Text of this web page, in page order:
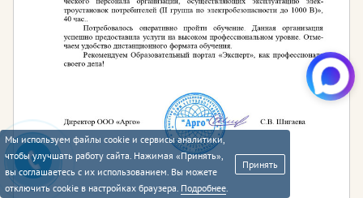
Мы используем файлы cookie и сервисы аналитики,
чтобы улучшать работу сайта. Нажимая «Принять»,
вы соглашаетесь с их использованием. Вы можете
отключить cookie в настройках браузера. Подробнее.
Принять